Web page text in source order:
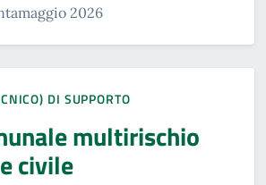
2026
DI SUPPORTO
multirischio
civile